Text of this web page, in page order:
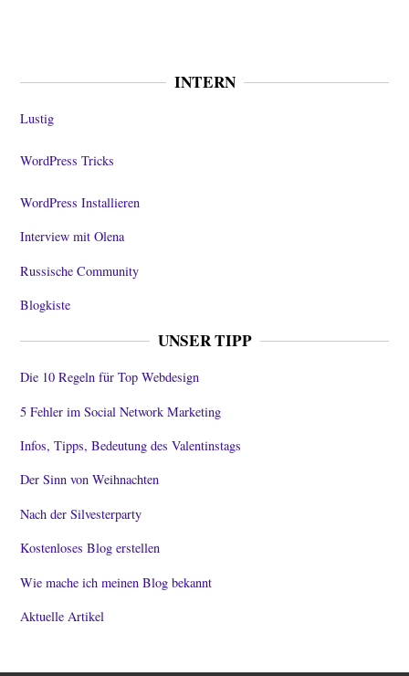
INTERN
Lustig
WordPress Tricks
WordPress Installieren
Interview mit Olena
Russische Community
Blogkiste
UNSER TIPP
Die 10 Regeln für Top Webdesign
5 Fehler im Social Network Marketing
Infos, Tipps, Bedeutung des Valentinstags
Der Sinn von Weihnachten
Nach der Silvesterparty
Kostenloses Blog erstellen
Wie mache ich meinen Blog bekannt
Aktuelle Artikel